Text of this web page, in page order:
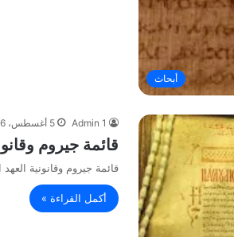
أبحاث
Admin 1 5 أغسطس، 2016
قائمة جيروم
قائمة جيروم وقانونية
أكمل القراءة »